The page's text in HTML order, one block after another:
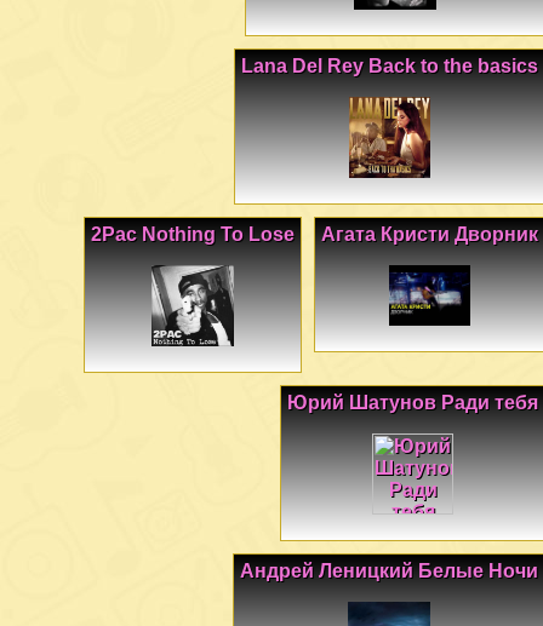
Lana Del Rey Back to the basics
Агата Кристи Дворник
2Pac Nothing To Lose
Юрий Шатунов Ради тебя
Андрей Леницкий Белые Ночи